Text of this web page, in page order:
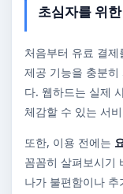
초심자를 위
처음부터 유료 결
제공 기능을 충분
다. 웹하드는 실제
체감할 수 있는 서
또한, 이용 전에는
꼼꼼히 살펴보시기
나가 불편함이나